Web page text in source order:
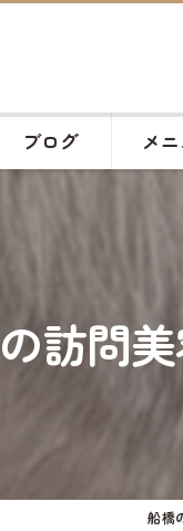
ブログ メ
訪問
船橋